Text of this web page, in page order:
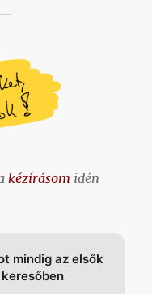
kézírásom idén
mindig az elsők